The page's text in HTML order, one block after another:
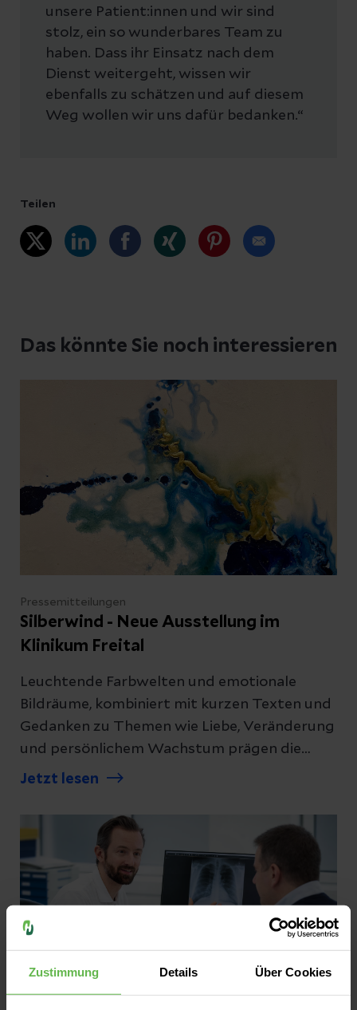
Zustimmung Details Über Cookies
unsere Patient:innen und wir sind
stolz, ein so wunderbares Team zu
haben. Dass ihr Einsatz nach dem
Dienst weitergeht, wissen wir
ebenfalls zu schätzen und auf diesem
Weg wollen wir uns dafür bedanken.“
Teilen
Das könnte Sie noch interessieren
Pressemitteilungen
Silberwind - Neue Ausstellung im
Klinikum Freital
Leuchtende Farbwelten und emotionale
Bildräume, kombiniert mit kurzen Texten und
Gedanken zu Themen wie Liebe, Veränderung
und persönlichem Wachstum prägen die
Ausstellung der Sport- und
Nancy Räder im Klinikum Freital.
Jetzt lesen